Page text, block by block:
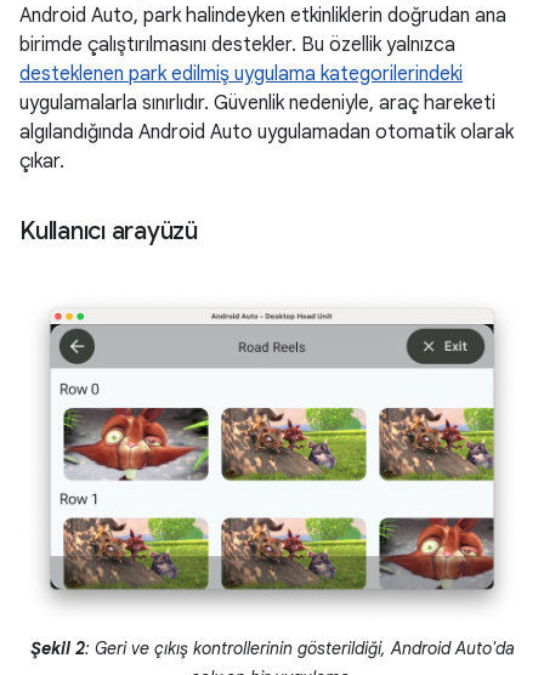
Android Auto, park halindeyken etkinliklerin doğrudan ana
birimde çalıştırılmasını destekler. Bu özellik yalnızca
desteklenen park edilmiş uygulama kategorilerindeki
uygulamalarla sınırlıdır. Güvenlik nedeniyle, araç hareketi
algılandığında Android Auto uygulamadan otomatik olarak
çıkar.
Kullanıcı arayüzü
Şekil 2: Geri ve çıkış kontrollerinin gösterildiği, Android Auto'da